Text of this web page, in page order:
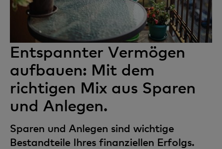
Entspannter Vermögen
aufbauen: Mit dem
richtigen Mix aus Sparen
und Anlegen.
Sparen und Anlegen sind wichtige
Bestandteile Ihres finanziellen Erfolgs.